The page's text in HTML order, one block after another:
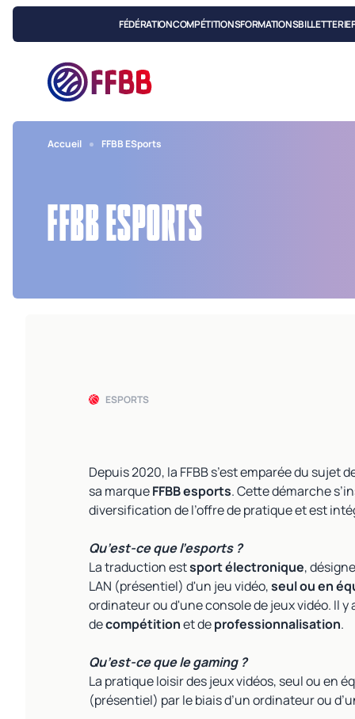
FÉDÉRATIONCOMPÉTITIONSFORMATIONSBILLETTERIE
Accueil FFBB ESports
FFBB ESPORTS
ESPORTS
Depuis 2020, la FFBB s’est emparée du sujet
sa marqueFFBB esports. Cette démarche
diversification de l’offre de pratique et est
Qu’est-ce que l’esports ?
La traduction estsport électronique,
LAN (présentiel) d'un jeu vidéo,seul ou en
ordinateur ou d'une console de jeux vidéo. Il y
decompétitionet deprofessionnalisation.
Qu’est-ce que le gaming ?
La pratique loisir des jeux vidéos, seul ou en
(présentiel) par le biais d’un ordinateur ou